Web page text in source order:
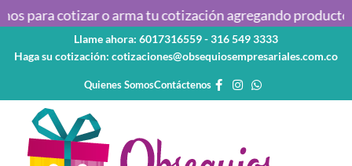
al
para cotizar o arma tu cotización agregando
Llame ahora: 6017316559 - 316 549 3333
Haga su cotización: cotizaciones@obsequiosempresariales.com.co
Quienes SomosContáctenos